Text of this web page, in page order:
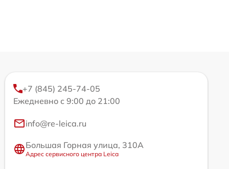
+7 (845) 245-74-05
Ежедневно с 9:00 до 21:00
info@re-leica.ru
Большая Горная улица, 310А
Адрес сервисного центра Leica